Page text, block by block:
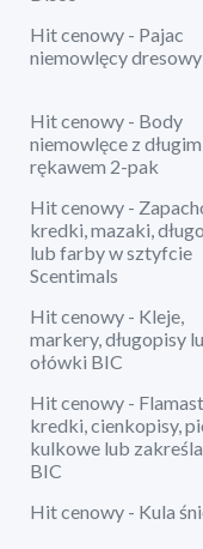
Hit cenowy - Pajac
niemowlęcy dresowy
Hit cenowy - Body
niemowlęce z długim
rękawem 2-pak
Hit cenowy -
kredki, mazaki,
lub farby w sztyfcie
Scentimals
Hit cenowy - Kleje,
markery, długopisy
ołówki BIC
Hit cenowy -
kredki, cienkopisy,
kulkowe lub
BIC
Hit cenowy - Kula